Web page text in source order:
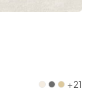
+21